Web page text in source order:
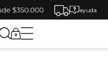
ayuda
0